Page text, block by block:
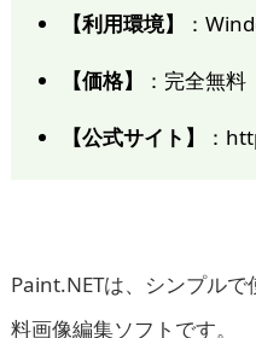
【利用環境】 ：
【価格】 ：完全無料
【公式サイト】 ：
Paint.NETは、シンプル
料画像編集ソフトです。